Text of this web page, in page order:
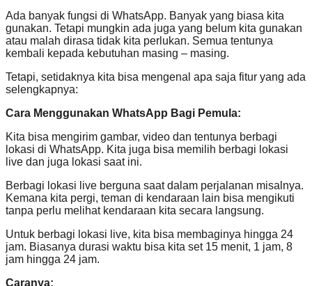
Ada banyak fungsi di WhatsApp. Banyak yang biasa kita
gunakan. Tetapi mungkin ada juga yang belum kita gunakan
atau malah dirasa tidak kita perlukan. Semua tentunya
kembali kepada kebutuhan masing – masing.
Tetapi, setidaknya kita bisa mengenal apa saja fitur yang ada
selengkapnya:
Cara Menggunakan WhatsApp Bagi Pemula:
Kita bisa mengirim gambar, video dan tentunya berbagi
lokasi di WhatsApp. Kita juga bisa memilih berbagi lokasi
live dan juga lokasi saat ini.
Berbagi lokasi live berguna saat dalam perjalanan misalnya.
Kemana kita pergi, teman di kendaraan lain bisa mengikuti
tanpa perlu melihat kendaraan kita secara langsung.
Untuk berbagi lokasi live, kita bisa membaginya hingga 24
jam. Biasanya durasi waktu bisa kita set 15 menit, 1 jam, 8
jam hingga 24 jam.
Caranya: